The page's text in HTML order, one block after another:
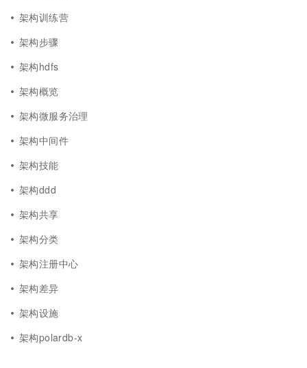
架构训练营
架构步骤
架构hdfs
架构概览
架构微服务治理
架构中间件
架构技能
架构ddd
架构共享
架构分类
架构注册中心
架构差异
架构设施
架构polardb-x